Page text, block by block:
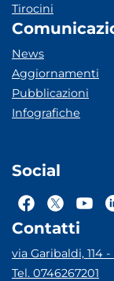
Tirocini
News
Aggiornamenti
Pubblicazioni
Infografiche
Social
Contatti
via Garibaldi, 114
Tel. 0746267201